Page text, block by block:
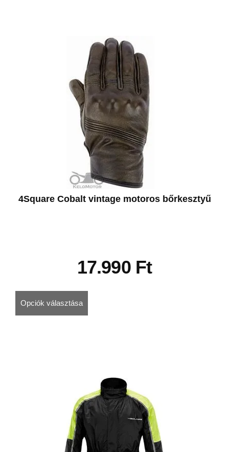
4Square Cobalt vintage motoros bőrkesztyű
17.990 Ft
Opciók választása